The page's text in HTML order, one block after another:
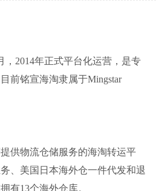
，2014年正式平台化运营，是专
前铭宣海淘隶属于Mingstar
供物流仓储服务的海淘转运平
、美国日本海外仓一件代发和退
有13个海外仓库。